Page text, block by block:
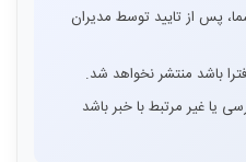
پس از تایید توسط مدیران
باشد منتشر نخواهد شد.
یا غیر مرتبط با خبر باشد